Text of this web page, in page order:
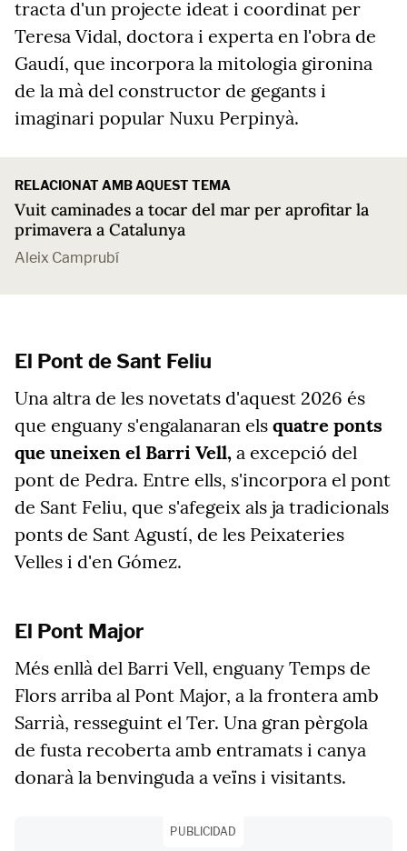
tracta d'un projecte ideat i coordinat per
Teresa Vidal, doctora i experta en l'obra de
Gaudí, que incorpora la mitologia gironina
de la mà del constructor de gegants i
imaginari popular Nuxu Perpinyà.
RELACIONAT AMB AQUEST TEMA
Vuit caminades a tocar del mar per aprofitar la
primavera a Catalunya
Aleix Camprubí
El Pont de Sant Feliu
Una altra de les novetats d'aquest 2026 és
que enguany s'engalanaran els quatre ponts
que uneixen el Barri Vell, a excepció del
pont de Pedra. Entre ells, s'incorpora el pont
de Sant Feliu, que s'afegeix als ja tradicionals
ponts de Sant Agustí, de les Peixateries
Velles i d'en Gómez.
El Pont Major
Més enllà del Barri Vell, enguany Temps de
Flors arriba al Pont Major, a la frontera amb
Sarrià, resseguint el Ter. Una gran pèrgola
de fusta recoberta amb entramats i canya
donarà la benvinguda a veïns i visitants.
PUBLICIDAD